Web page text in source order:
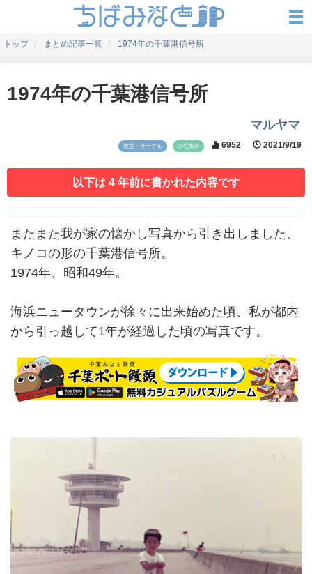
トップ まとめ記事一覧 1974年の千葉港信号所
1974年の千葉港信号所
マルヤマ
教室・サークル 稲毛海岸 6952 2021/9/19
以下は 4 年前に書かれた内容です
またまた我が家の懐かし写真から引き出しました、
キノコの形の千葉港信号所。
1974年、昭和49年。
海浜ニュータウンが徐々に出来始めた頃、私が都内
から引っ越して1年が経過した頃の写真です。